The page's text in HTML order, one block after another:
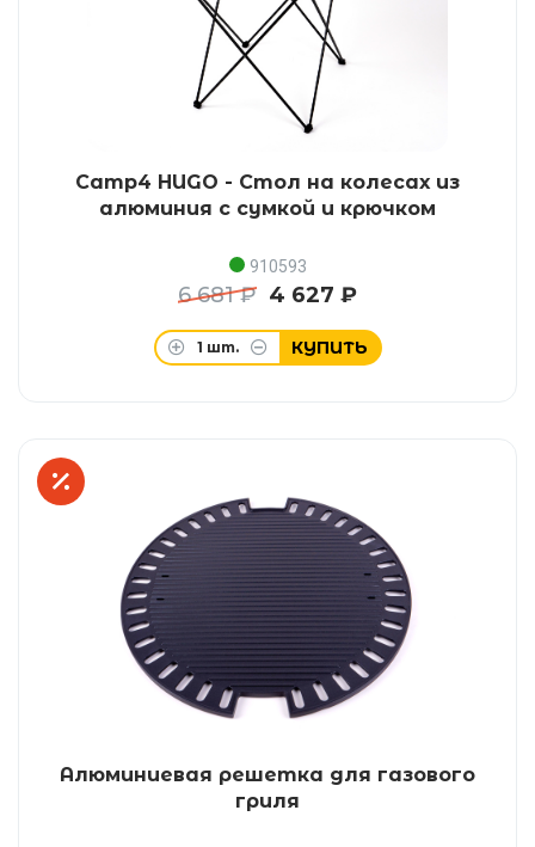
Camp4 HUGO - Стол на колесах из
алюминия с сумкой и крючком
910593
6 681 ₽ 4 627 ₽
1 шт. КУПИТЬ
Алюминиевая решетка для газового
гриля